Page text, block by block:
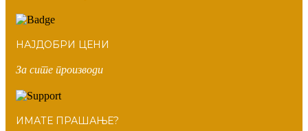
НАЈДОБРИ ЦЕНИ
За сите производи
ИМАТЕ ПРАШАЊЕ?